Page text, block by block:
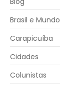
Brasil e Mundo
Carapicuíba
Cidades
Colunistas